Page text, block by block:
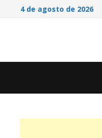
Saltar4 de agosto de 2026